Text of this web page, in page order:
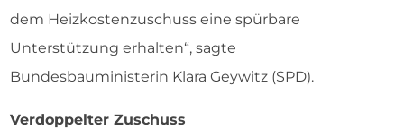
dem Heizkostenzuschuss eine spürbare
Unterstützung erhalten“, sagte
Bundesbauministerin Klara Geywitz (SPD).
Verdoppelter Zuschuss